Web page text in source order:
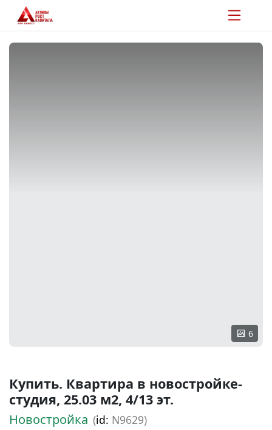
6
Купить. Квартира в новостройке-
студия, 25.03 м2, 4/13 эт.
Новостройка (id: N9629)